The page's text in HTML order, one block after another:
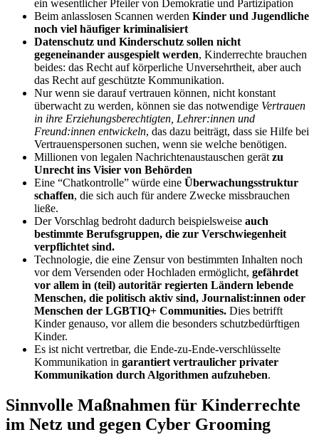
ein wesentlicher Pfeiler von Demokratie und Partizipation
Beim anlasslosen Scannen werden Kinder und Jugendliche
noch viel häufiger kriminalisiert
Datenschutz und Kinderschutz sollen nicht
gegeneinander ausgespielt werden, Kinderrechte brauchen
beides: das Recht auf körperliche Unversehrtheit, aber auch
das Recht auf geschützte Kommunikation.
Nur wenn sie darauf vertrauen können, nicht konstant
überwacht zu werden, können sie das notwendige Vertrauen
in ihre Erziehungsberechtigten, Lehrer:innen und
Freund:innen entwickeln, das dazu beiträgt, dass sie Hilfe bei
Vertrauenspersonen suchen, wenn sie welche benötigen.
Millionen von legalen Nachrichtenaustauschen gerät zu
Unrecht ins Visier von Behörden
Eine “Chatkontrolle” würde eine Überwachungsstruktur
schaffen, die sich auch für andere Zwecke missbrauchen
ließe.
Der Vorschlag bedroht dadurch beispielsweise auch
bestimmte Berufsgruppen, die zur Verschwiegenheit
verpflichtet sind.
Technologie, die eine Zensur von bestimmten Inhalten noch
vor dem Versenden oder Hochladen ermöglicht, gefährdet
vor allem in (teil) autoritär regierten Ländern lebende
Menschen, die politisch aktiv sind, Journalist:innen oder
Menschen der LGBTIQ+ Communities. Dies betrifft
Kinder genauso, vor allem die besonders schutzbedürftigen
Kinder.
Es ist nicht vertretbar, die Ende-zu-Ende-verschlüsselte
Kommunikation in garantiert vertraulicher privater
Kommunikation durch Algorithmen aufzuheben.
Sinnvolle Maßnahmen für Kinderrechte
im Netz und gegen Cyber Grooming